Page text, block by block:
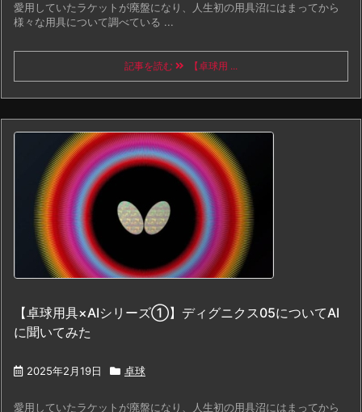
愛用していたラケットが廃盤になり、人生初の用具沼にはまってから
様々な用具について調べている ...
記事を読む 【卓球用 ...
【卓球用具×AIシリーズ①】ディグニクス05についてAI
に聞いてみた
2025年2月19日 卓球
愛用していたラケットが廃盤になり、人生初の用具沼にはまってから